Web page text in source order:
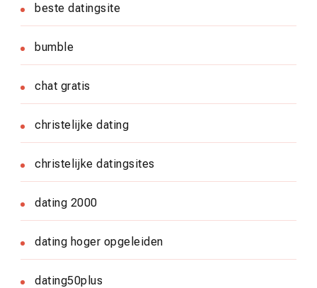
beste datingsite
bumble
chat gratis
christelijke dating
christelijke datingsites
dating 2000
dating hoger opgeleiden
dating50plus